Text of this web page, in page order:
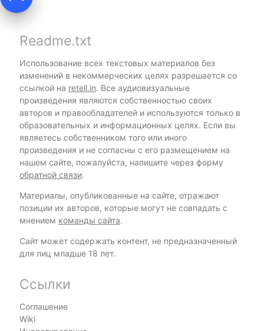
Readme.txt
Использование всех текстовых материалов без
изменений в некоммерческих целях разрешается со
ссылкой на retell.in. Все аудиовизуальные
произведения являются собственностью своих
авторов и правообладателей и используются только в
образовательных и информационных целях. Если вы
являетесь собственником того или иного
произведения и не согласны с его размещением на
нашем сайте, пожалуйста, напишите через форму
обратной связи.
Материалы, опубликованные на сайте, отражают
позиции их авторов, которые могут не совпадать с
мнением команды сайта.
Сайт может содержать контент, не предназначенный
для лиц младше 18 лет.
Ссылки
Соглашение
Wiki